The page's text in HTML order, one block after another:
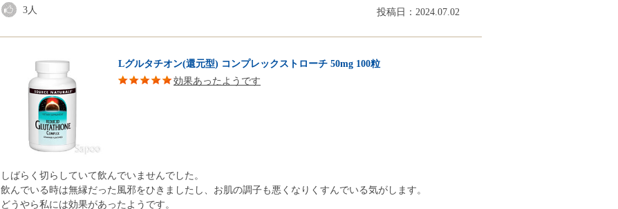
投稿日：2024.07.02
3人
Lグルタチオン(還元型) コンプレックストローチ 50mg 100粒
効果あったようです
しばらく切らしていて飲んでいませんでした。
飲んでいる時は無縁だった風邪をひきましたし、お肌の調子も悪くなりくすんでいる気がします。
どうやら私には効果があったようです。